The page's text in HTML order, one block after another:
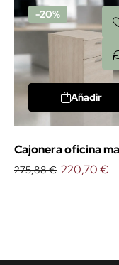
-20%
Añadir
Cajonera oficina
1 cajón + archivador
275,88 € 220,70 €